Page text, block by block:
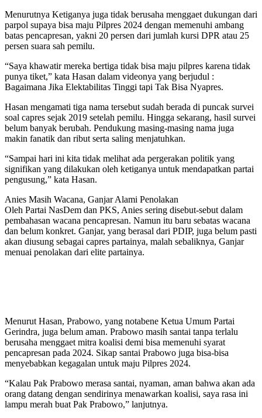
Menurutnya Ketiganya juga tidak berusaha menggaet dukungan dari
parpol supaya bisa maju Pilpres 2024 dengan memenuhi ambang
batas pencapresan, yakni 20 persen dari jumlah kursi DPR atau 25
persen suara sah pemilu.
“Saya khawatir mereka bertiga tidak bisa maju pilpres karena tidak
punya tiket,” kata Hasan dalam videonya yang berjudul :
Bagaimana Jika Elektabilitas Tinggi tapi Tak Bisa Nyapres.
Hasan mengamati tiga nama tersebut sudah berada di puncak survei
soal capres sejak 2019 setelah pemilu. Hingga sekarang, hasil survei
belum banyak berubah. Pendukung masing-masing nama juga
makin fanatik dan ribut serta saling menjatuhkan.
“Sampai hari ini kita tidak melihat ada pergerakan politik yang
signifikan yang dilakukan oleh ketiganya untuk mendapatkan partai
pengusung,” kata Hasan.
Anies Masih Wacana, Ganjar Alami Penolakan
Oleh Partai NasDem dan PKS, Anies sering disebut-sebut dalam
pembahasan wacana pencapresan. Namun itu baru sebatas wacana
dan belum konkret. Ganjar, yang berasal dari PDIP, juga belum pasti
akan diusung sebagai capres partainya, malah sebaliknya, Ganjar
menuai penolakan dari elite partainya.
Menurut Hasan, Prabowo, yang notabene Ketua Umum Partai
Gerindra, juga belum aman. Prabowo masih santai tanpa terlalu
berusaha menggaet mitra koalisi demi bisa memenuhi syarat
pencapresan pada 2024. Sikap santai Prabowo juga bisa-bisa
menyebabkan kegagalan untuk maju Pilpres 2024.
“Kalau Pak Prabowo merasa santai, nyaman, aman bahwa akan ada
orang datang dengan sendirinya menawarkan koalisi, saya rasa ini
lampu merah buat Pak Prabowo,” lanjutnya.